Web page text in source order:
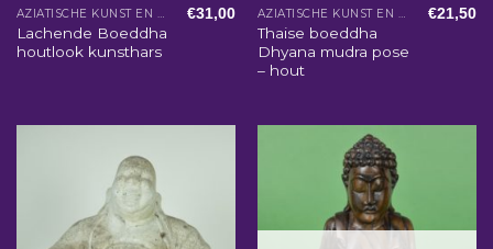
AZIATISCHE KUNST EN WOONACCESSOIRES
Lachende Boeddha
houtlook kunsthars
€31,00 AZIATISCHE KUNST EN WOONACCESSOIRES
Thaise boeddha
Dhyana mudra pose
– hout
€21,50